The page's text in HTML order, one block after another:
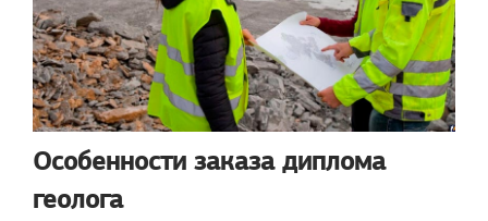
Особенности заказа диплома
геолога